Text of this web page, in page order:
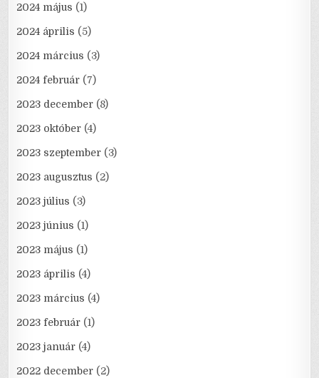
2024 május (1)
2024 április (5)
2024 március (3)
2024 február (7)
2023 december (8)
2023 október (4)
2023 szeptember (3)
2023 augusztus (2)
2023 július (3)
2023 június (1)
2023 május (1)
2023 április (4)
2023 március (4)
2023 február (1)
2023 január (4)
2022 december (2)